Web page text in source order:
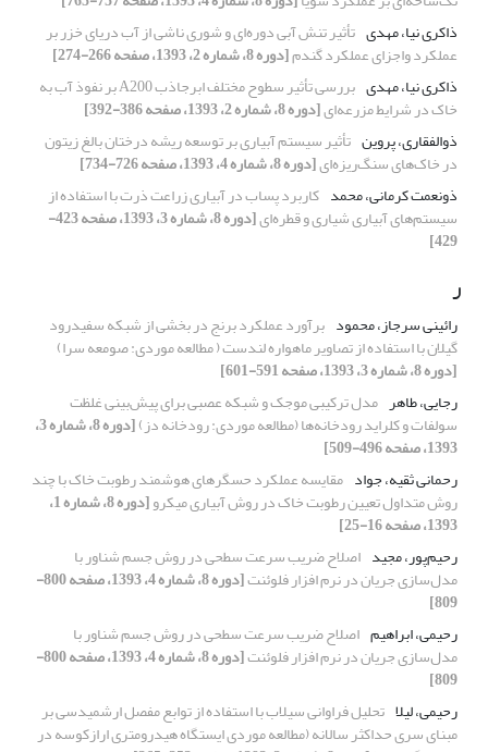
ذاکری نیا، مهدی تأثیر تنش آبی دوره‌ای و شوری ناشی از آب ‌دریای خزر بر
عملکرد واجزای عملکرد گندم[دوره 8، شماره 2، 1393، صفحه 266-274]
ذاکری نیا، مهدی
بررسی تأثیر سطوح مختلف ابرجاذب A200 بر نفوذ آب به
خاک در شرایط مزرعه‌ای[دوره 8، شماره 2، 1393، صفحه 386-392]
ذوالفقاری، پروین تأثیر سیستم آبیاری بر توسعه ریشه درختان بالغ زیتون
در خاک‌های سنگ‌ریزه‌ای[دوره 8، شماره 4، 1393، صفحه 726-734]
ذونعمت کرمانی، محمد کاربرد پساب در آبیاری زراعت ذرت با استفاده از
سیستم‌های آبیاری شیاری و قطره‌ای [دوره 8، شماره 3، 1393، صفحه 423-
429]
ر
رائینی سرجاز، محمود برآورد عملکرد برنج در بخشی از شبکه سفیدرود
گیلان با استفاده از تصاویر ماهواره لندست ( مطالعه موردی: صومعه سرا)
[دوره 8، شماره 3، 1393، صفحه 591-601]
رجایی، طاهر مدل ترکیبی موجک و شبکه عصبی برای پیش‌بینی غلظت
سولفات و کلراید رودخانه‌ها (مطالعه موردی: رودخانه دز) [دوره 8، شماره 3،
1393، صفحه 496-509]
رحمانی ثقیه، جواد مقایسه عملکرد حسگر‏های هوشمند رطوبت خاک با چند
روش متداول تعیین رطوبت خاک در روش آبیاری میکرو [دوره 8، شماره 1،
1393، صفحه 16-25]
رحیم‌پور، مجید اصلاح ضریب سرعت سطحی در روش جسم شناور با
مدل‌سازی جریان در نرم افزار فلوئنت [دوره 8، شماره 4، 1393، صفحه 800-
809]
رحیمی، ابراهیم اصلاح ضریب سرعت سطحی در روش جسم شناور با
مدل‌سازی جریان در نرم افزار فلوئنت [دوره 8، شماره 4، 1393، صفحه 800-
809]
رحیمی، لیلا تحلیل فراوانی سیلاب با استفاده از توابع مفصل ارشمیدسی بر
مبنای سری حداکثر سالانه (مطالعه موردی ایستگاه هیدرومتری ارازکوسه در